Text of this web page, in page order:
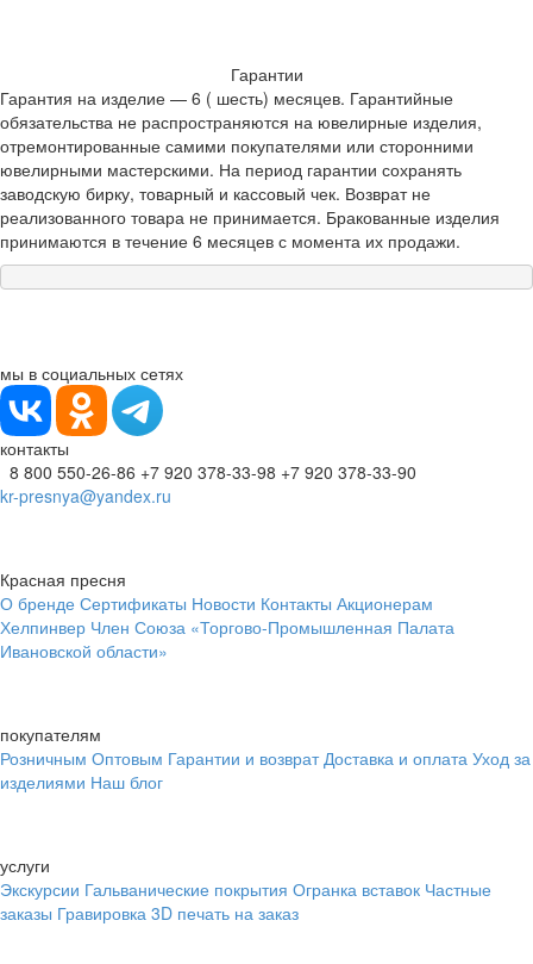
Гарантии
Гарантия на изделие — 6 ( шесть) месяцев. Гарантийные
обязательства не распространяются на ювелирные изделия,
отремонтированные самими покупателями или сторонними
ювелирными мастерскими. На период гарантии сохранять
заводскую бирку, товарный и кассовый чек. Возврат не
реализованного товара не принимается. Бракованные изделия
принимаются в течение 6 месяцев с момента их продажи.
мы в социальных сетях
контакты
8 800 550-26-86 +7 920 378-33-98 +7 920 378-33-90
kr-presnya@yandex.ru
Красная пресня
О бренде Сертификаты Новости Контакты Акционерам
Хелпинвер Член Союза «Торгово-Промышленная Палата
Ивановской области»
покупателям
Розничным Оптовым Гарантии и возврат Доставка и оплата Уход за
изделиями Наш блог
услуги
Экскурсии Гальванические покрытия Огранка вставок Частные
заказы Гравировка 3D печать на заказ